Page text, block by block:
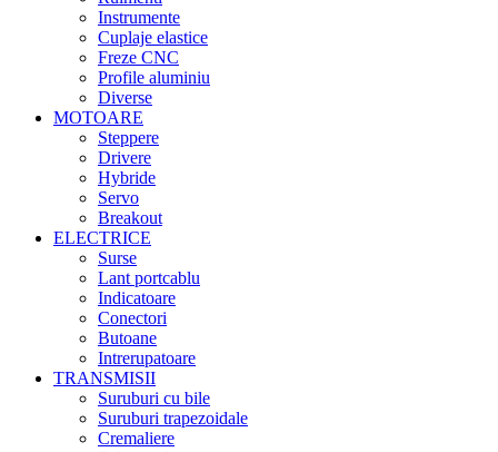
Instrumente
Cuplaje elastice
Freze CNC
Profile aluminiu
Diverse
MOTOARE
Steppere
Drivere
Hybride
Servo
Breakout
ELECTRICE
Surse
Lant portcablu
Indicatoare
Conectori
Butoane
Intrerupatoare
TRANSMISII
Suruburi cu bile
Suruburi trapezoidale
Cremaliere